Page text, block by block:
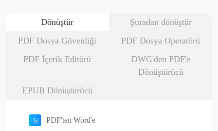
Dönüştür
Şuradan dönüştür
PDF Dosya Güvenliği
PDF Dosya Operatörü
PDF İçerik Editörü
DWG'den PDF'e
Dönüştürücü
EPUB Dönüştürücü
PDF'ten Word'e